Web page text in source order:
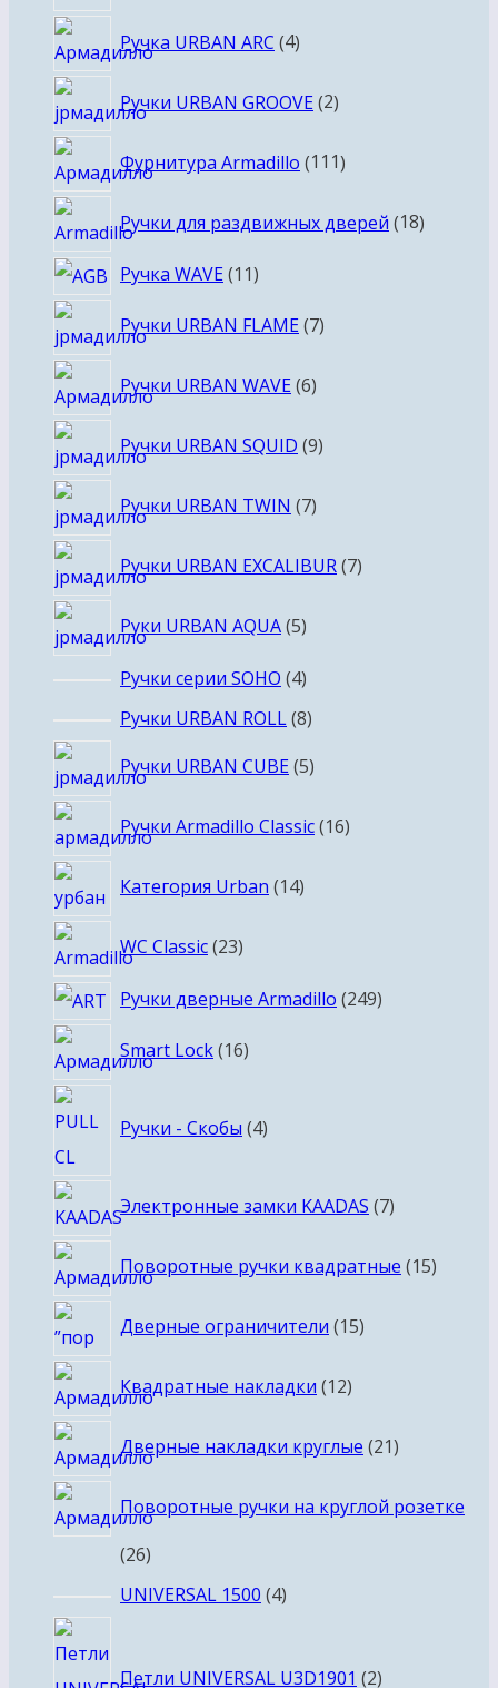
Ручка URBAN ARC 44
Ручки URBAN GROOVE 22
Фурнитура Armadillo 111111
Ручки для раздвижных дверей 1818
Ручка WAVE 1111
Ручки URBAN FLAME 77
Ручки URBAN WAVE 66
Ручки URBAN SQUID 99
Ручки URBAN TWIN 77
Ручки URBAN EXCALIBUR 77
Руки URBAN AQUA 55
Ручки серии SOHO 44
товара
Ручки URBAN ROLL 88
Ручки URBAN CUBE 55
Ручки Armadillo Classic 1616
Категория Urban 1414
WC Classic 2323
Ручки дверные Armadillo 249249
Smart Lock 1616
Ручки - Скобы 4товара
Электронные замки KAADAS 77
Поворотные ручки квадратные 1515
Дверные ограничители 1515
Квадратные накладки 1212
Дверные накладки круглые 2121
Поворотные ручки на круглой розетке
2626
товаров
UNIVERSAL 1500 44
Петли UNIVERSAL U3D1901 2товара